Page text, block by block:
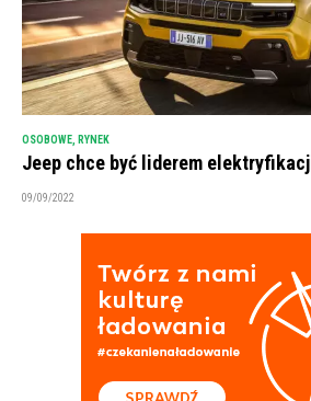
OSOBOWE RYNEK
Jeep chce być liderem
09/09/2022